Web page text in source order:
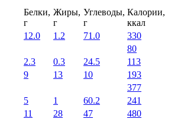
Белки,
г
Жиры,
г
Углеводы,
г
Калории,
ккал
12.0 1.2 71.0
330
80
2.3 0.3 24.5
113
9 13 10
193
377
5 1 60.2
241
11 28 47
480